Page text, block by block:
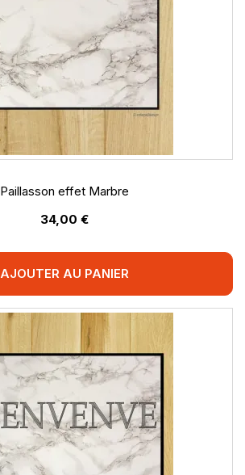
Paillasson effet Marbre
34,00 €
AJOUTER AU PANIER